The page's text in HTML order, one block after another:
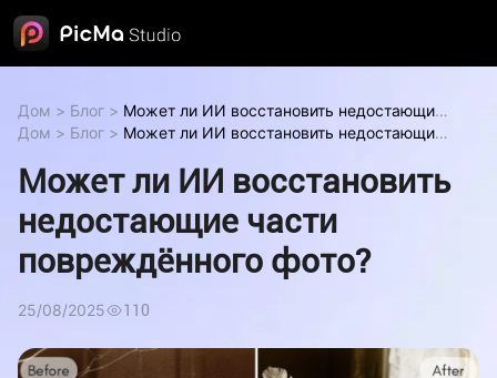
Дом > Блог > Может ли ИИ восстановить недостающие
части повреждённого фото?Может ли ИИ восстановить
Дом > Блог > Может ли ИИ восстановить недостающие
недостающие части повреждённого фото?
Может ли ИИ восстановить
недостающие части
повреждённого фото?
25/08/2025 110